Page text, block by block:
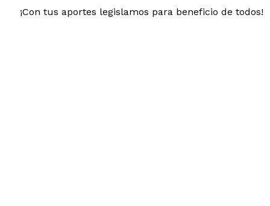
¡Con tus aportes legislamos para beneficio de todos!